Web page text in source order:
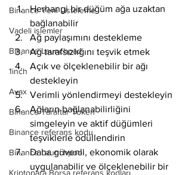
Binance Yeni Listeleme
Vadeli işlemler
Binance Launchpad
1inch
Avax
Binance Taraftar Token
Binance referans kodu
Binance Launchpool
Kriptopara Borsa referans kodları
Herhangi bir düğüm ağa uzaktan
bağlanabilir
Ağ paylaşımını destekleme
Ağ tarafsızlığını teşvik etmek
Açık ve ölçeklenebilir bir ağı
destekleyin
Verimli yönlendirmeyi destekleyin
Ağların bağlanabilirliğini
simgeleyin ve aktif düğümleri
teşviklerle ödüllendirin
Daha güvenli, ekonomik olarak
uygulanabilir ve ölçeklenebilir bir